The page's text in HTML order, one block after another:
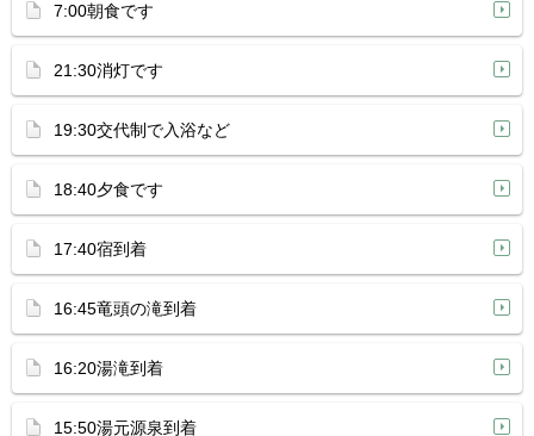
7:00朝食です
21:30消灯です
19:30交代制で入浴など
18:40夕食です
17:40宿到着
16:45竜頭の滝到着
16:20湯滝到着
15:50湯元源泉到着